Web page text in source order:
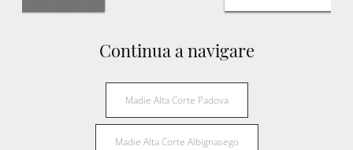
Continua a navigare
Madie Alta Corte Padova
Madie Alta Corte Albignasego